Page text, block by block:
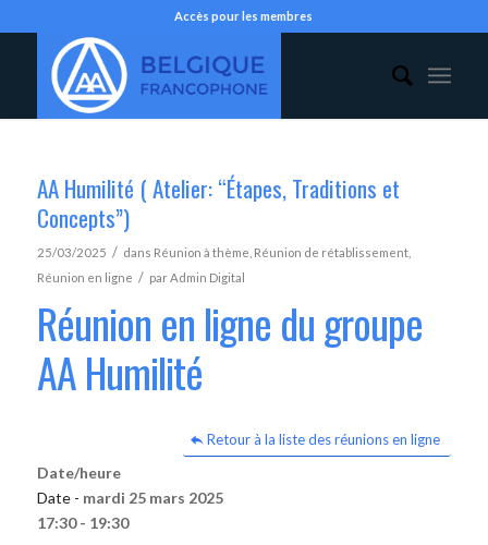
Accès pour les membres
AA Humilité ( Atelier: “Étapes, Traditions et
Concepts”)
25/03/2025 / dans Réunion à thème Réunion de rétablissement,
Réunion en ligne / parAdmin Digital
Réunion en ligne du groupe
AA Humilité
Retour à la liste des réunions en ligne
Date/heure
Date - mardi 25 mars 2025
17:30 - 19:30